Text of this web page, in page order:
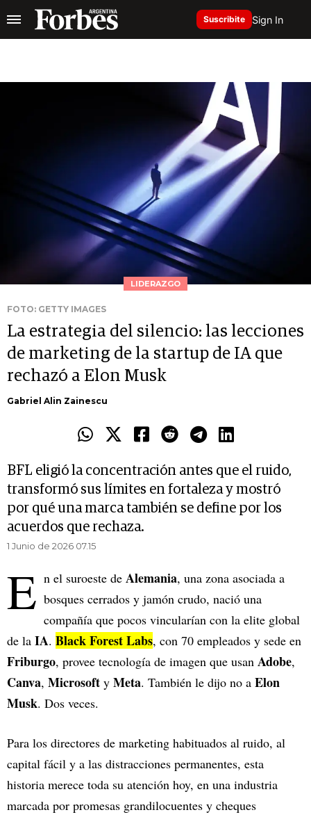
Suscribite Sign In
LIDERAZGO
FOTO: GETTY IMAGES
La estrategia del silencio: las lecciones
de marketing de la startup de IA que
rechazó a Elon Musk
Gabriel Alin Zainescu
BFL eligió la concentración antes que el ruido,
transformó sus límites en fortaleza y mostró
por qué una marca también se define por los
acuerdos que rechaza.
1 Junio de 2026 07.15
E n el suroeste de Alemania, una zona asociada a
bosques cerrados y jamón crudo, nació una
compañía que pocos vincularían con la elite global
de la IA. Black Forest Labs, con 70 empleados y sede en
Friburgo, provee tecnología de imagen que usan Adobe,
Canva, Microsoft y Meta. También le dijo no a Elon
Musk. Dos veces.
Para los directores de marketing habituados al ruido, al
capital fácil y a las distracciones permanentes, esta
historia merece toda su atención hoy, en una industria
marcada por promesas grandilocuentes y cheques